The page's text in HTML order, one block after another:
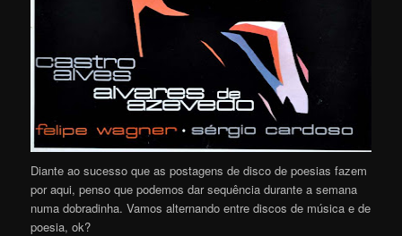
Diante ao sucesso que as postagens de disco de poesias fazem
por aqui, penso que podemos dar sequência durante a semana
numa dobradinha. Vamos alternando entre discos de música e de
poesia, ok?